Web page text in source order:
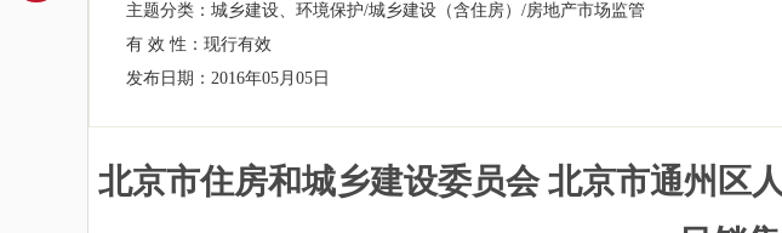
主题分类： 城乡建设、环境保护/城乡建设（含住房）/房地产市场监管
有 效 性： 现行有效
发布日期： 2016年05月05日
北京市住房和城乡建设委员会 北京市通州区